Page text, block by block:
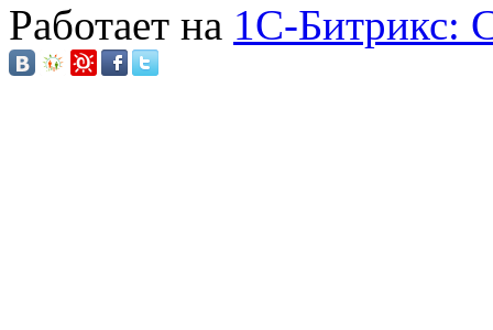
Работает на 1C-Битрикс: